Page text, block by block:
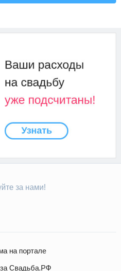
за нами!
на портале
Свадьба.РФ